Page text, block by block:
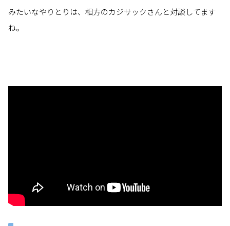
みたいなやりとりは、相方のカジサックさんと対談してます
ね。